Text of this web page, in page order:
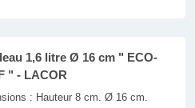
1,6 litre Ø 16 cm " ECO-
" - LACOR
: Hauteur 8 cm. Ø 16 cm.